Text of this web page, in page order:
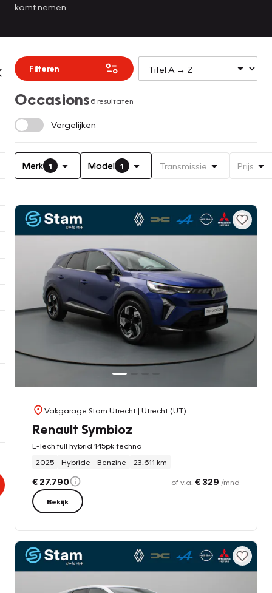
komt nemen.
Filteren
Occasions6 resultaten
Vergelijken
Merk 1 Model 1 Transmissie Prijs
Vakgarage Stam Utrecht| Utrecht (UT)
Renault Symbioz
E-Tech full hybrid 145pk techno
2025
Hybride - Benzine 23.611 km
€ 27.790 of v.a. € 329 /mnd
Bekijk